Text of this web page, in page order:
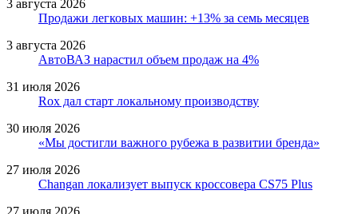
3 августа 2026
Продажи легковых машин: +13% за семь месяцев
3 августа 2026
АвтоВАЗ нарастил объем продаж на 4%
31 июля 2026
Rox дал старт локальному производству
30 июля 2026
«Мы достигли важного рубежа в развитии бренда»
27 июля 2026
Changan локализует выпуск кроссовера CS75 Plus
27 июля 2026